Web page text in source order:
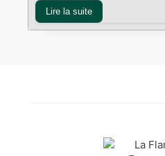
Lire la suite